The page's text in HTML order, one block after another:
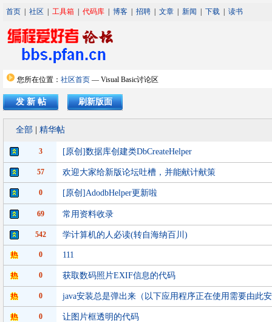
首页 社区 工具箱 代码库 博客 招聘 文章 新闻 下载 读书
您所在位置： 社区首页 — Visual Basic讨论区
发 新 帖 刷新版面
全部 精华帖
3 [原创]数据库创建类DbCreateHelper
57 欢迎大家给新版论坛吐槽，并能献计献策
0 [原创]AdodbHelper更新啦
69 常用资料收录
542 学计算机的人必读(转自海纳百川)
0 111
0 获取数码照片EXIF信息的代码
0 java安装总是弹出来（以下应用程序正在使用需要由此
0 让图片框透明的代码